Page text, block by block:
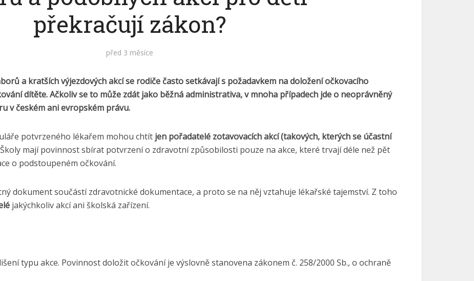
překračují zákon?
před 3 měsíce
a kratších výjezdových akcí se rodiče často setkávají s požadavkem na doložení očkovacího
dítěte. Ačkoliv se to může zdát jako běžná administrativa, v mnoha případech jde o neoprávněný
v českém ani evropském právu.
potvrzeného lékařem mohou chtít jen pořadatelé zotavovacích akcí (takových, kterých se účastní
mají povinnost sbírat potvrzení o zdravotní způsobilosti pouze na akce, které trvají déle než pět
o podstoupeném očkování.
dokument součástí zdravotnické dokumentace, a proto se na něj vztahuje lékařské tajemství. Z toho
jakýchkoliv akcí ani školská zařízení.
typu akce. Povinnost doložit očkování je výslovně stanovena zákonem č. 258/2000 Sb., o ochraně